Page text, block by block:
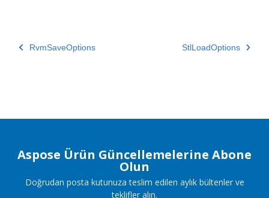
RvmSaveOptions StlLoadOptions
Aspose Ürün Güncellemelerine Abone
Olun
Doğrudan posta kutunuza teslim edilen aylık bültenler ve
teklifler alın.